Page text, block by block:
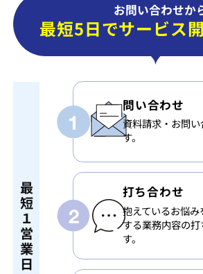
お問い合わせか
最短5日でサービス
問い合わせ
資料請求・お問
す。
打ち合わせ
抱えているお悩
する業務内容の
す。
最
短
１
営
業
日